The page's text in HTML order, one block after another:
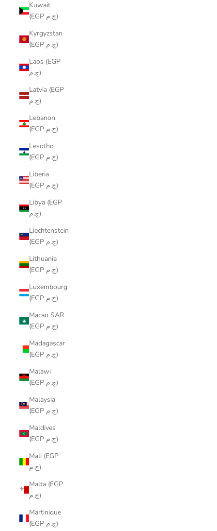
Kuwait
(EGP ج.م)
Kyrgyzstan
(EGP ج.م)
Laos (EGP
ج.م)
Latvia (EGP
ج.م)
Lebanon
(EGP ج.م)
Lesotho
(EGP ج.م)
Liberia
(EGP ج.م)
Libya (EGP
ج.م)
Liechtenstein
(EGP ج.م)
Lithuania
(EGP ج.م)
Luxembourg
(EGP ج.م)
Macao SAR
(EGP ج.م)
Madagascar
(EGP ج.م)
Malawi
(EGP ج.م)
Malaysia
(EGP ج.م)
Maldives
(EGP ج.م)
Mali (EGP
ج.م)
Malta (EGP
ج.م)
Martinique
(EGP ج.م)